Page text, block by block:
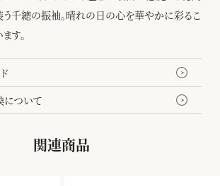
う千總の振袖。晴れの日の心を華やかに彩るこ
す。
について
関連商品